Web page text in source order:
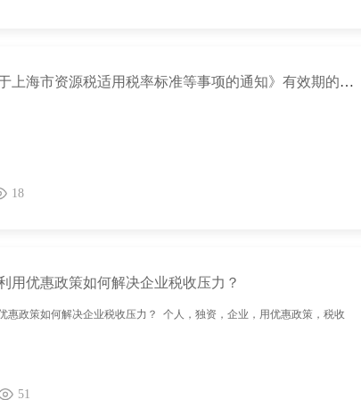
关于延长《关于上海市资源税适用税率标准等事项的通知》有效期的通知
18
用优惠政策如何解决企业税收压力？
惠政策如何解决企业税收压力？ 个人，独资，企业，用优惠政策，税收
51